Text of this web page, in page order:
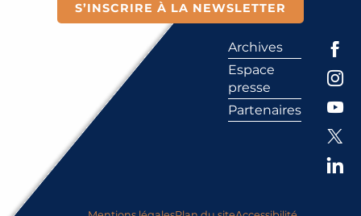
S’INSCRIRE À LA NEWSLETTER
Archives
Espace
presse
Partenaires